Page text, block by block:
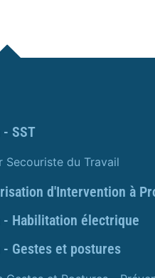
SST
Secouriste du Travail
d'Intervention à
- Habilitation électrique
- Gestes et postures